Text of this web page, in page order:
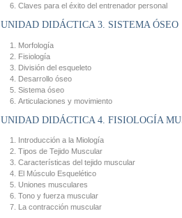
Claves para el éxito del entrenador personal
UNIDAD DIDÁCTICA 3. SISTEMA ÓSEO
Morfología
Fisiología
División del esqueleto
Desarrollo óseo
Sistema óseo
Articulaciones y movimiento
UNIDAD DIDÁCTICA 4. FISIOLOGÍA
Introducción a la Miología
Tipos de Tejido Muscular
Características del tejido muscular
El Músculo Esquelético
Uniones musculares
Tono y fuerza muscular
La contracción muscular